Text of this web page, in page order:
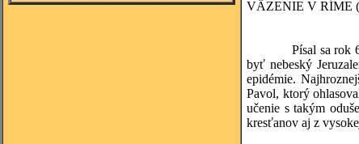
VÄZENIE V RÍME
Písal sa rok 61.
byť nebeský
epidémie.
Pavol, ktorý
učenie s takým
kresťanov aj z